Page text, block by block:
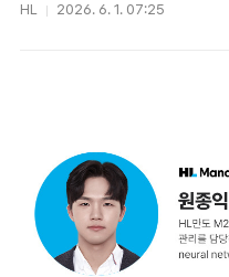
HL 2026. 6. 1. 07:25